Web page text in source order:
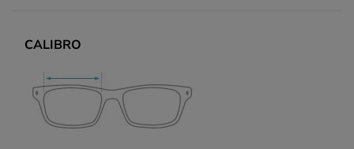
CALIBRO